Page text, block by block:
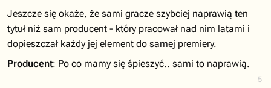
5
Jeszcze się okaże, że sami gracze szybciej naprawią ten
tytuł niż sam producent - który pracował nad nim latami i
dopieszczał każdy jej element do samej premiery.
Producent: Po co mamy się śpieszyć.. sami to naprawią.